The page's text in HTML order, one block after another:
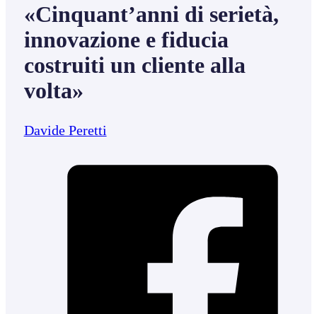
«Cinquant’anni di serietà,
innovazione e fiducia
costruiti un cliente alla
volta»
Davide Peretti